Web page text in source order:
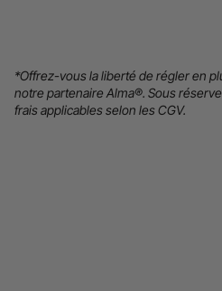
*Offrez-vous la liberté de régler en
notre partenaire Alma®. Sous
frais applicables selon les CGV.